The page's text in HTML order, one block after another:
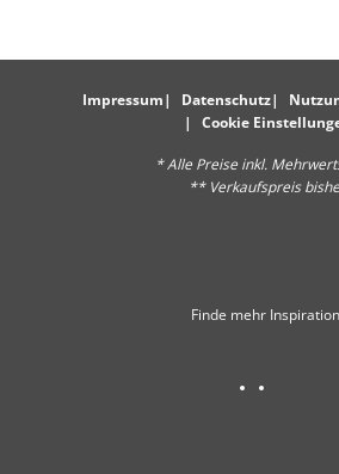
Impressum Datenschutz
Cookie
* Alle Preise inkl.
** Verkaufspreis
Finde mehr